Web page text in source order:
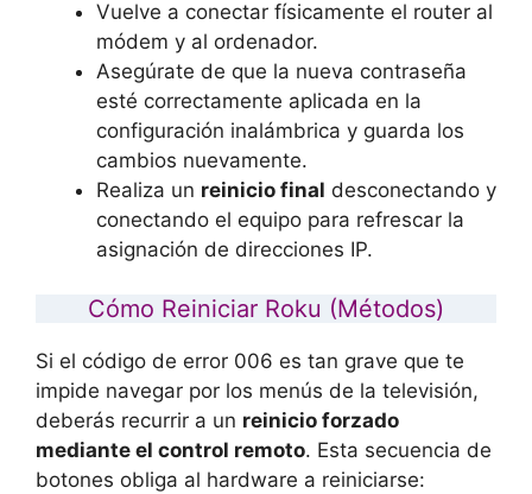
Vuelve a conectar físicamente el router al
módem y al ordenador.
Asegúrate de que la nueva contraseña
esté correctamente aplicada en la
configuración inalámbrica y guarda los
cambios nuevamente.
Realiza un reinicio final desconectando y
conectando el equipo para refrescar la
asignación de direcciones IP.
Cómo Reiniciar Roku (Métodos)
Si el código de error 006 es tan grave que te
impide navegar por los menús de la televisión,
deberás recurrir a un reinicio forzado
mediante el control remoto. Esta secuencia de
botones obliga al hardware a reiniciarse: